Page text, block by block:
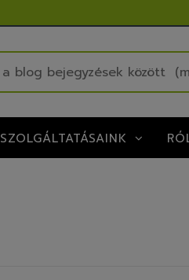
SZOLGÁLTATÁSAINK